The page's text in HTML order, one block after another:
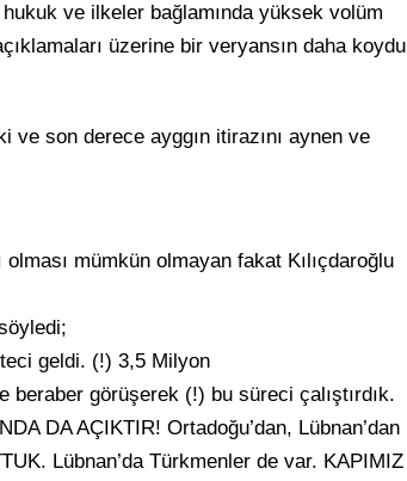
ve ilkeler bağlamında yüksek volüm
üzerine bir veryansın daha koydu
ve son derece ayggın itirazını aynen ve
mümkün olmayan fakat Kılıçdaroğlu
geldi. (!) 3,5 Milyon
görüşerek (!) bu süreci çalıştırdık.
DA AÇIKTIR! Ortadoğu’dan, Lübnan’dan
Lübnan’da Türkmenler de var. KAPIMIZ